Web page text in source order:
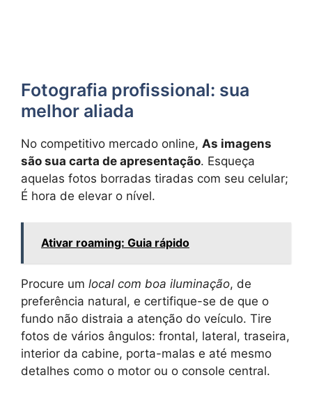
Fotografia profissional: sua
melhor aliada
No competitivo mercado online, As imagens
são sua carta de apresentação. Esqueça
aquelas fotos borradas tiradas com seu celular;
É hora de elevar o nível.
Ativar roaming: Guia rápido
Procure um local com boa iluminação, de
preferência natural, e certifique-se de que o
fundo não distraia a atenção do veículo. Tire
fotos de vários ângulos: frontal, lateral, traseira,
interior da cabine, porta-malas e até mesmo
detalhes como o motor ou o console central.